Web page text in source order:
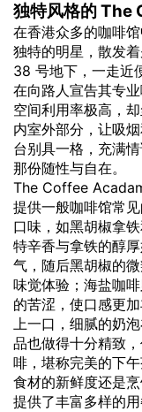
独特风格的
在香港众多的咖啡
独特的明星，散发
38 号地下，一走近
在向路人宣告其专
空间利用率极高，
内室外部分，让吸
台别具一格，充满
那份随性与自在。
The Coffee
提供一般咖啡馆常
口味，如黑胡椒拿
特辛香与拿铁的醇
气，随后黑胡椒的
味觉体验；海盐咖
的苦涩，使口感更
上一口，细腻的奶
品也做得十分精致
啡，堪称完美的下
食材的新鲜度还是
提供了丰富多样的用